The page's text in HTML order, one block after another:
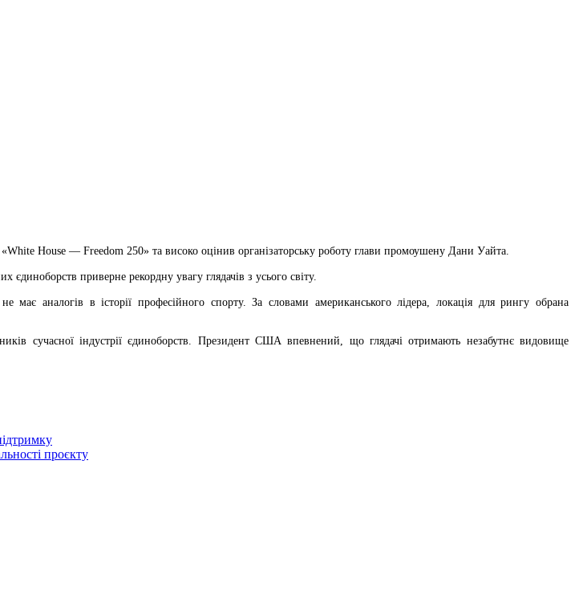
House — Freedom 250» та високо оцінив організаторську роботу глави промоушену Дани Уайта.
приверне рекордну увагу глядачів з усього світу.
аналогів в історії професійного спорту. За словами американського лідера, локація для рингу обрана
сучасної індустрії єдиноборств. Президент США впевнений, що глядачі отримають незабутнє видовище
проєкту